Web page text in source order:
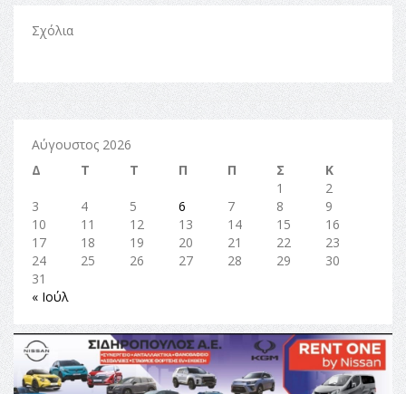
Σχόλια
Αύγουστος 2026
Δ
Τ Τ Π Π Σ
Κ
1
2
3
4 5 6 7 8
9
10
11 12 13 14 15
16
17
18 19 20 21 22
23
24
25 26 27 28 29
30
31
« Ιούλ